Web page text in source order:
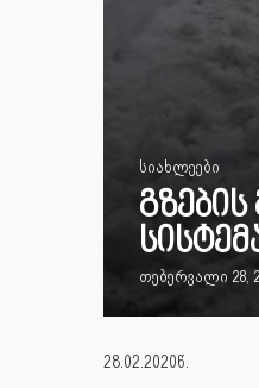
სიახლეები
თებერვალი 28,
28.02.2020წ.